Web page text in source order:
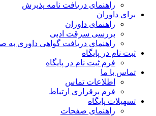
راهنمای دریافت نامه پذیرش
برای داوران
راهنمای داوران
بررسی سرقت ادبی
راهنمای دریافت گواهی داوری به
ثبت نام در پایگاه
فرم ثبت نام در پایگاه
تماس با ما
اطلاعات تماس
فرم برقراری ارتباط
تسهیلات پایگاه
راهنمای صفحات